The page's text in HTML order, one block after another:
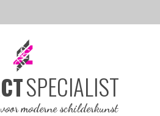
SPECIALIST
moderne schilderkunst